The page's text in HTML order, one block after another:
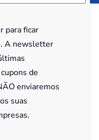
para ficar
A newsletter
de
enviaremos
suas